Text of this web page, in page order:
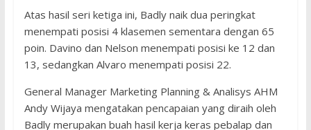
Atas hasil seri ketiga ini, Badly naik dua peringkat
menempati posisi 4 klasemen sementara dengan 65
poin. Davino dan Nelson menempati posisi ke 12 dan
13, sedangkan Alvaro menempati posisi 22.
General Manager Marketing Planning & Analisys AHM
Andy Wijaya mengatakan pencapaian yang diraih oleh
Badly merupakan buah hasil kerja keras pebalap dan